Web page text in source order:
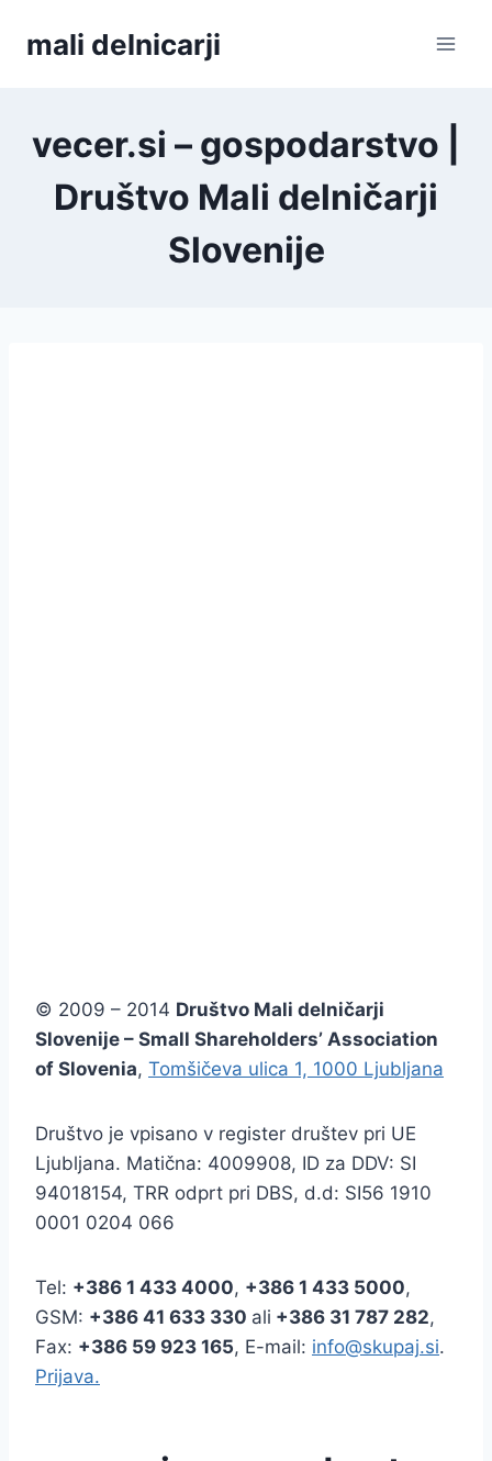
mali delnicarji
vecer.si – gospodarstvo |
Društvo Mali delničarji
Slovenije
© 2009 – 2014 Društvo Mali delničarji
Slovenije – Small Shareholders’ Association
of Slovenia, Tomšičeva ulica 1, 1000 Ljubljana
Društvo je vpisano v register društev pri UE
Ljubljana. Matična: 4009908, ID za DDV: SI
94018154, TRR odprt pri DBS, d.d: SI56 1910
0001 0204 066
Tel: +386 1 433 4000, +386 1 433 5000,
GSM: +386 41 633 330 ali +386 31 787 282,
Fax: +386 59 923 165, E-mail: info@skupaj.si.
Prijava.